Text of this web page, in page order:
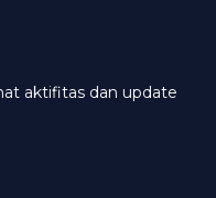
aktifitas dan update